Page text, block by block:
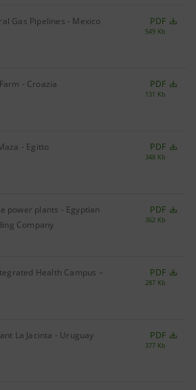
Gas Pipelines - Mexico PDF
549 Kb
- Croazia PDF
131 Kb
- Egitto PDF
348 Kb
power plants - Egyptian
Company
PDF
362 Kb
Health Campus –
PDF
287 Kb
La Jacinta - Uruguay PDF
377 Kb